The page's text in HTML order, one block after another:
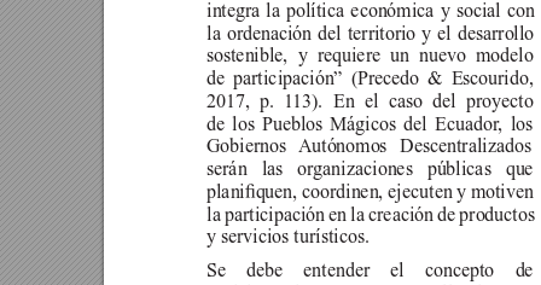
integra la política económica y social con
la ordenación del territorio y el desarrollo
sostenible, y requiere un nuevo
de participación” (Precedo &
2017, p. 1 13). En el caso del
de los Pueblos Mágicos del Ecuador, los
Gobiernos Autónomos
serán las organizaciones públicas
planiquen, coordinen, ejecuten y motiven
la participación en la creación de productos
y servicios turísticos.
Se debe entender el concepto